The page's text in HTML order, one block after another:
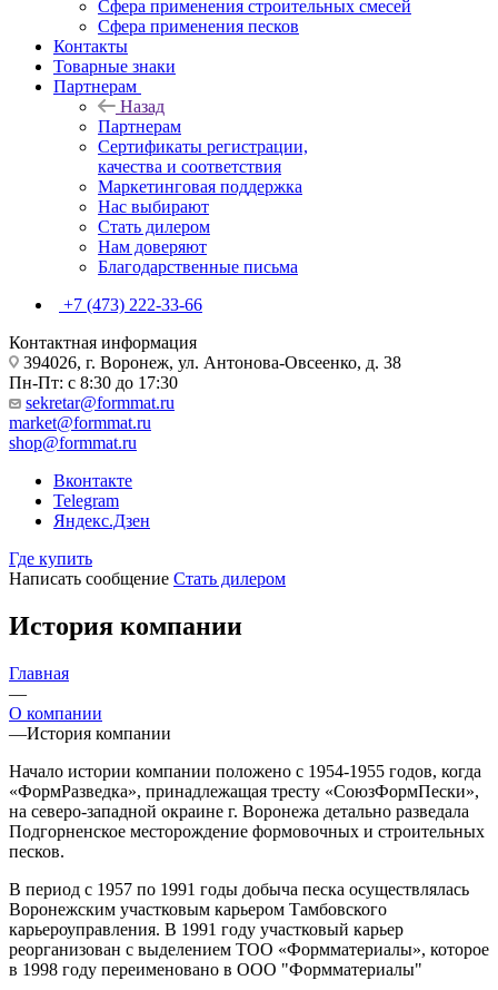
Сфера применения строительных смесей
Сфера применения песков
Контакты
Товарные знаки
Партнерам
Назад
Партнерам
Сертификаты регистрации,
качества и соответствия
Маркетинговая поддержка
Нас выбирают
Стать дилером
Нам доверяют
Благодарственные письма
+7 (473) 222-33-66
Контактная информация
394026, г. Воронеж, ул. Антонова-Овсеенко, д. 38
Пн-Пт: с 8:30 до 17:30
sekretar@formmat.ru
market@formmat.ru
shop@formmat.ru
Вконтакте
Telegram
Яндекс.Дзен
Где купить
Написать сообщение Стать дилером
История компании
Главная
—
О компании
—История компании
Начало истории компании положено с 1954-1955 годов, когда
«ФормРазведка», принадлежащая тресту «СоюзФормПески»,
на северо-западной окраине г. Воронежа детально разведала
Подгорненское месторождение формовочных и строительных
песков.
В период с 1957 по 1991 годы добыча песка осуществлялась
Воронежским участковым карьером Тамбовского
карьероуправления. В 1991 году участковый карьер
реорганизован с выделением ТОО «Формматериалы», которое
в 1998 году переименовано в ООО "Формматериалы"